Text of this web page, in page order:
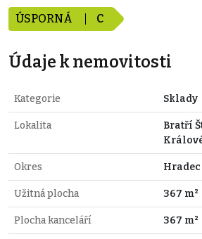
ÚSPORNÁ C
Údaje k nemovitosti
Kategorie Sklady
Lokalita
Bratří
Okres
Užitná plocha 367 m²
Plocha kanceláří 367 m²